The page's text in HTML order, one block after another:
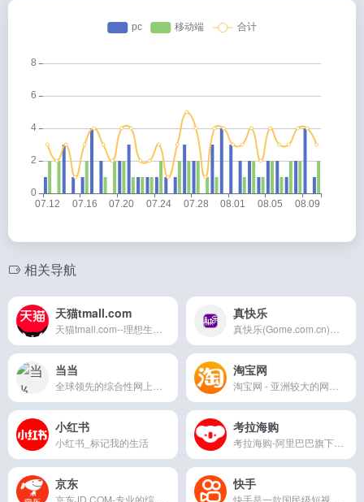
相关导航
天猫tmall.com 真快乐
当当 淘宝网
小红书
小红书_标记我的生活
考拉海购
京东 快手